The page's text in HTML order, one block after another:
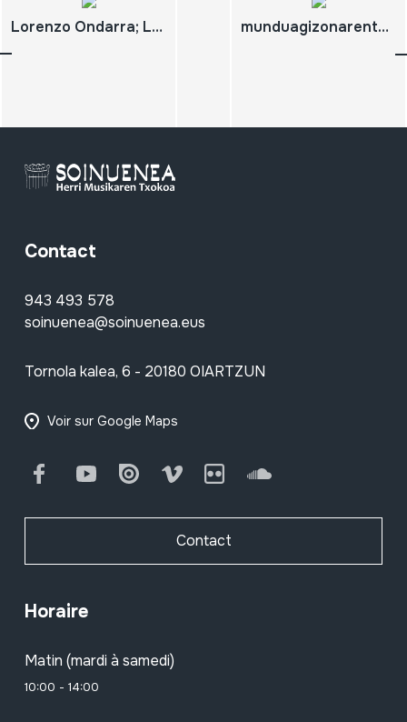
Lorenzo Ondarra; Lo kantak; Jokuak munduagizonarentzateginada,bainaezgizonamunduarentzat; JosAnton ARTZE; "Hartzut"
Contact
943 493 578
soinuenea@soinuenea.eus
Tornola kalea, 6 - 20180 OIARTZUN
Voir sur Google Maps
FacebookYoutube Issuu Vimeo Flickr SoundCloud
Contact
Horaire
Matin (mardi à samedi)
10:00 - 14:00